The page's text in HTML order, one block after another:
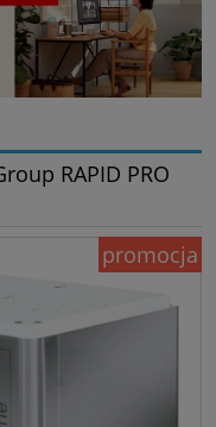
RAPID PRO
promocja